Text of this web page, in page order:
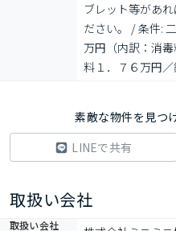
ブレット等があ
ださい。 / 条件:
万円（内訳：消
料１．７６万円／
素敵な物件を見つ
LINEで共有
取扱い会社
取扱い会社